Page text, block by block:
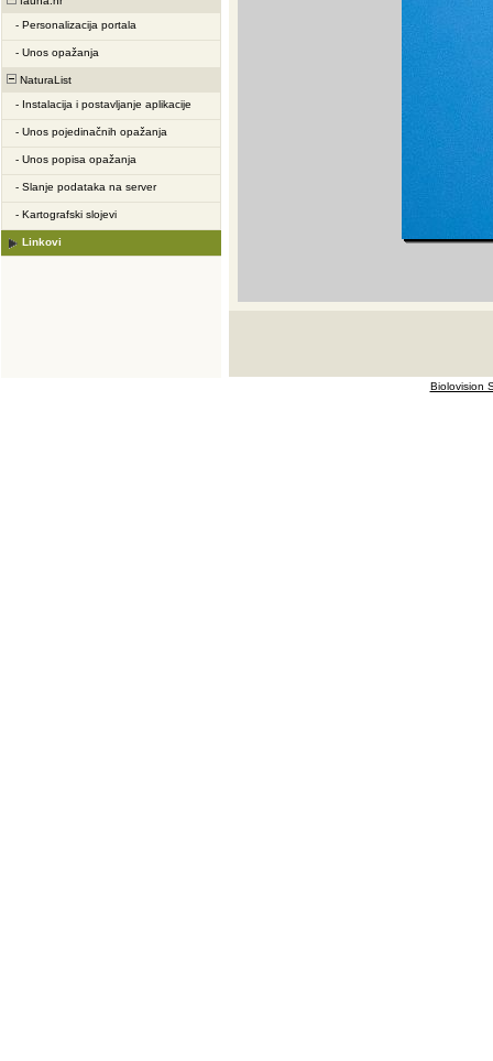
- Personalizacija portala
- Unos opažanja
NaturaList
- Instalacija i postavljanje aplikacije
- Unos pojedinačnih opažanja
- Unos popisa opažanja
- Slanje podataka na server
- Kartografski slojevi
Linkovi
Biolovision